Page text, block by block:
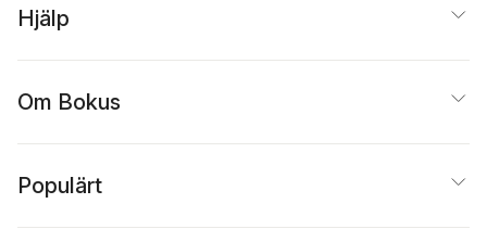
Hjälp
Om Bokus
Populärt